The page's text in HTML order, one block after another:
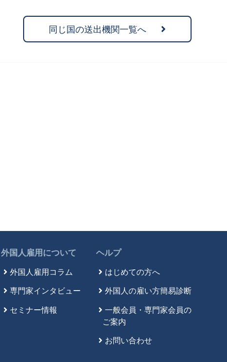
同じ国の送出機関一覧へ
外国人雇用について
外国人雇用コラム
専門家インタビュー
セミナー情報
ヘルプ
はじめての方へ
外国人の雇い方簡易診断
一般会員・専門家会員の
ご案内
お問い合わせ